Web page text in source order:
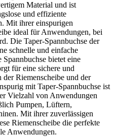
Material und ist
und effiziente
Mit ihrer einspurigen
ideal für Anwendungen, bei
Die Taper-Spannbuchse der
schnelle und einfache
bietet eine
für eine sichere und
Riemenscheibe und der
mit Taper-Spannbuchse ist
Vielzahl von Anwendungen
Pumpen, Lüftern,
Mit ihrer zuverlässigen
Riemenscheibe die perfekte
Anwendungen.